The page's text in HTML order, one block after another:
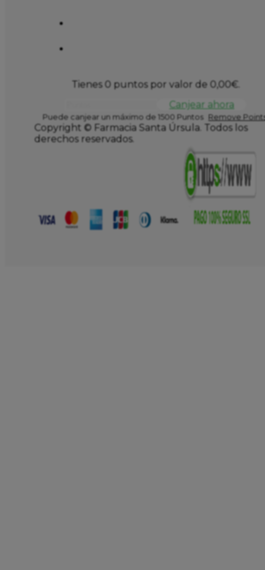
Tienes 0 puntos por valor de 0,00€.
Canjear ahora
Puede canjear un máximo de 1500 Puntos Remove
Copyright © Farmacia Santa Úrsula. Todos los
derechos reservados.